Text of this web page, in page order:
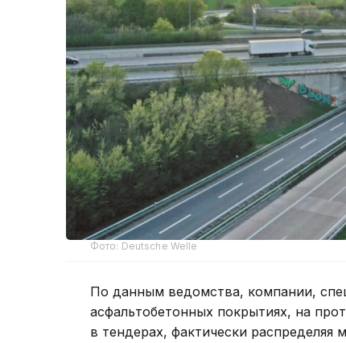
Фото: Deutsche Welle
По данным ведомства, компании,
асфальтобетонных покрытиях, на
в тендерах, фактически